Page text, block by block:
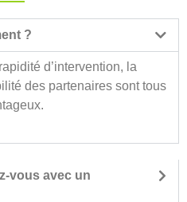
?
d’intervention, la
des partenaires sont tous
vous avec un